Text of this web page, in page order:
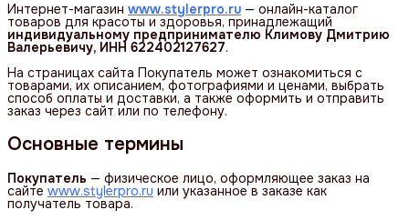
Интернет-магазин www.stylerpro.ru — онлайн-каталог
товаров для красоты и здоровья, принадлежащий
индивидуальному предпринимателю Климову Дмитрию
Валерьевичу, ИНН 622402127627.
На страницах сайта Покупатель может ознакомиться с
товарами, их описанием, фотографиями и ценами, выбрать
способ оплаты и доставки, а также оформить и отправить
заказ через сайт или по телефону.
Основные термины
Покупатель — физическое лицо, оформляющее заказ на
сайте www.stylerpro.ru или указанное в заказе как
получатель товара.